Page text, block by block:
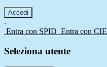
-
Entra con SPID Entra con CIE
Seleziona utente